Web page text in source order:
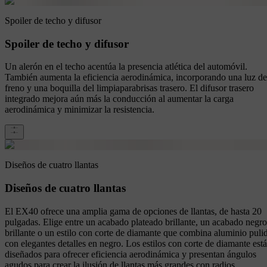
Spoiler de techo y difusor
Spoiler de techo y difusor
Un alerón en el techo acentúa la presencia atlética del automóvil.
También aumenta la eficiencia aerodinámica, incorporando una luz de
freno y una boquilla del limpiaparabrisas trasero. El difusor trasero
integrado mejora aún más la conducción al aumentar la carga
aerodinámica y minimizar la resistencia.
Diseños de cuatro llantas
Diseños de cuatro llantas
El EX40 ofrece una amplia gama de opciones de llantas, de hasta 20
pulgadas. Elige entre un acabado plateado brillante, un acabado negro
brillante o un estilo con corte de diamante que combina aluminio
con elegantes detalles en negro. Los estilos con corte de diamante
diseñados para ofrecer eficiencia aerodinámica y presentan ángulos
agudos para crear la ilusión de llantas más grandes con radios